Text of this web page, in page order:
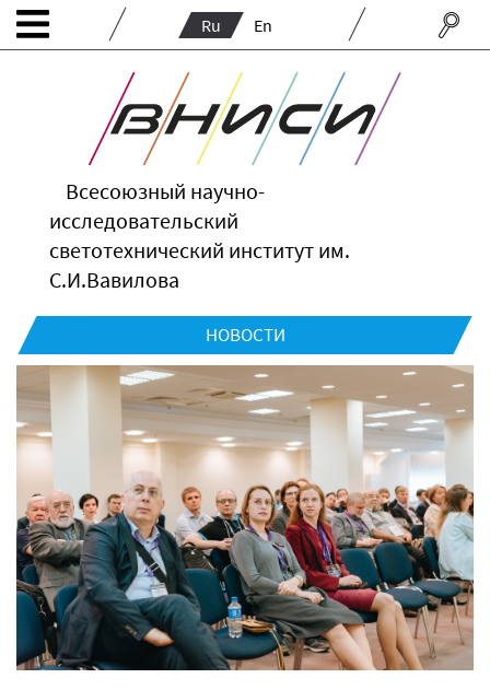
Ru En
Всесоюзный научно-
исследовательский
светотехнический институт им.
С.И.Вавилова
НОВОСТИ